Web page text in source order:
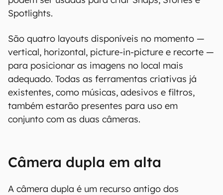
Spotlights.
São quatro layouts disponíveis no momento —
vertical, horizontal, picture-in-picture e recorte —
para posicionar as imagens no local mais
adequado. Todas as ferramentas criativas já
existentes, como músicas, adesivos e filtros,
também estarão presentes para uso em
conjunto com as duas câmeras.
Câmera dupla em alta
A câmera dupla é um recurso antigo dos